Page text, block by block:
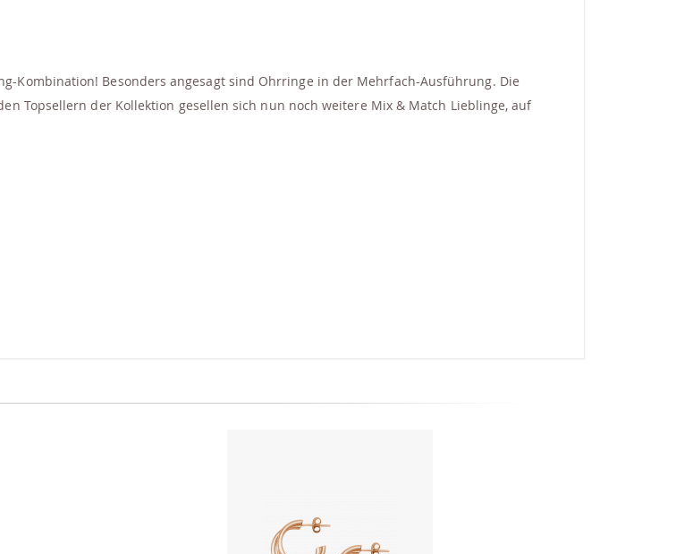
Kombination! Besonders angesagt sind Ohrringe in der Mehrfach-Ausführung. Die
Topsellern der Kollektion gesellen sich nun noch weitere Mix & Match Lieblinge, auf